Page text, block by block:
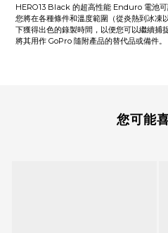
HERO13 Black 的超高性能 Enduro 電池可
您將在各種條件和溫度範圍（從炎熱到冰凍
下獲得出色的錄製時間，以便您可以繼續捕捉
將其用作 GoPro 隨附產品的替代品或備件。
您可能